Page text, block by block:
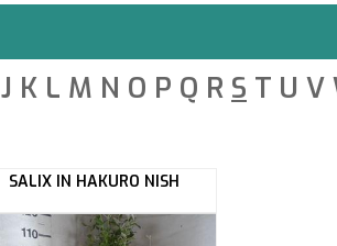
J K L M N O P Q R S T U V
SALIX IN HAKURO NISH